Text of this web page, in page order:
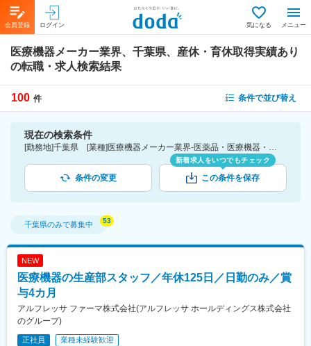
会員登録 ログイン 気になる メニュー
医療機器メーカー業界、千葉県、産休・育休取得実績あり
の転職・求人検索結果
100 件 条件で並び替え
現在の検索条件
[勤務地]千葉県 [業種]医療機器メーカー業界-医薬品・医療機器・ライフサイエンス・医療系サービス [詳細条件](休日・働き方)産休・育休取得実績あり
条件の変更
新着求人をいつでもチェック
この条件を保存
千葉県のみで募集中
NEW
医療機器の生産部スタッフ／年休125日／日勤のみ／賞
与4カ月
アルフレッサ ファーマ株式会社(アルフレッサ ホールディングス株式会社
のグループ)
正社員 業種未経験歓迎